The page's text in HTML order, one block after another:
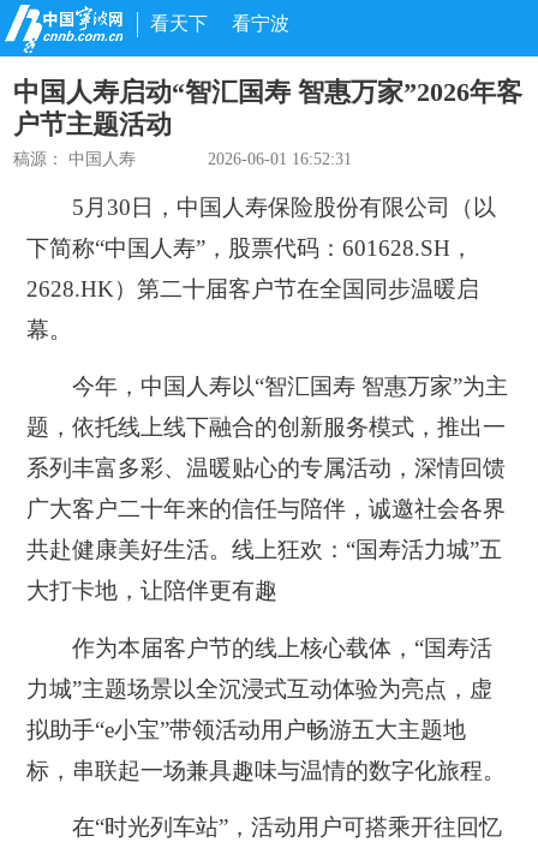
看天下 看宁波
中国人寿启动“智汇国寿 智惠万家”2026年客
户节主题活动
稿源： 中国人寿 2026-06-01 16:52:31
5月30日，中国人寿保险股份有限公司（以
下简称“中国人寿”，股票代码：601628.SH，
2628.HK）第二十届客户节在全国同步温暖启
幕。
今年，中国人寿以“智汇国寿 智惠万家”为主
题，依托线上线下融合的创新服务模式，推出一
系列丰富多彩、温暖贴心的专属活动，深情回馈
广大客户二十年来的信任与陪伴，诚邀社会各界
共赴健康美好生活。线上狂欢：“国寿活力城”五
大打卡地，让陪伴更有趣
作为本届客户节的线上核心载体，“国寿活
力城”主题场景以全沉浸式互动体验为亮点，虚
拟助手“e小宝”带领活动用户畅游五大主题地
标，串联起一场兼具趣味与温情的数字化旅程。
在“时光列车站”，活动用户可搭乘开往回忆